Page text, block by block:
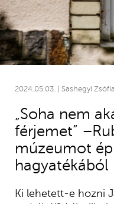
2024.05.03. | Sashegyi
„Soha nem
férjemet”
múzeumot
hagyatékából
Ki lehetett-e hozni